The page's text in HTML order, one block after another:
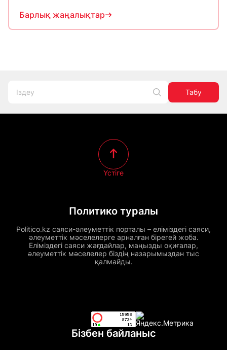
Барлық жаңалықтар
Табу
Политико туралы
Politico.kz саяси-әлеуметтік порталы – еліміздегі саяси,
әлеуметтік мәселелерге арналған бірегей жоба.
Еліміздегі саяси жағдайлар, маңызды оқиғалар,
әлеуметтік мәселелер біздің назарымыздан тыс
қалмайды.
Үстіге
Бізбен байланыс